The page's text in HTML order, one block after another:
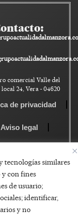
tecnologías similares
y con fines
de usuario;
identificar,
y no
comercial Valle del
local 24, Vera - 04620
de privacidad
Aviso legal